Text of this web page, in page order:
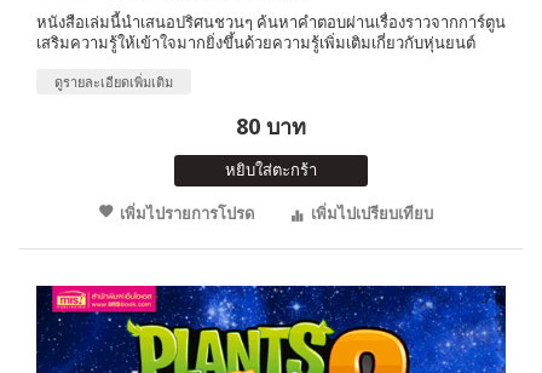
หนังสือเล่มนี้นำเสนอปริศนชวนๆ ค้นหาคำตอบผ่านเรื่องราวจากการ์ตูน
เสริมความรู้ให้เข้าใจมากยิ่งขึ้นด้วยความรู้เพิ่มเติมเกี่ยวกับหุ่นยนต์
ดูรายละเอียดเพิ่มเติม
80 บาท
หยิบใส่ตะกร้า
เพิ่มไปรายการโปรด
เพิ่มไปเปรียบเทียบ